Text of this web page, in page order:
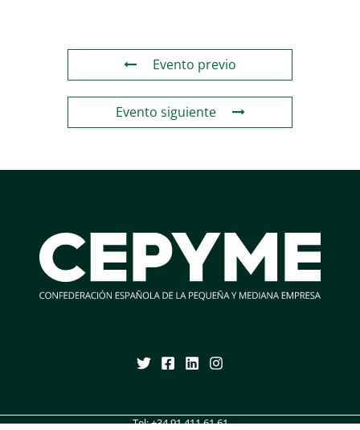
Evento previo
Evento siguiente
Tel:+34 91 411 61 61